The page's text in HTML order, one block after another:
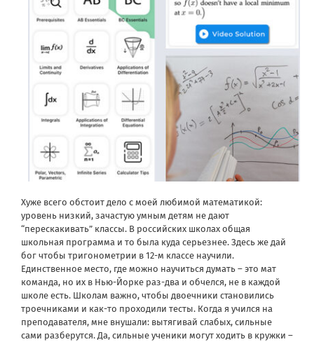
Хуже всего обстоит дело с моей любимой математикой:
уровень низкий, зачастую умным детям не дают
“перескакивать” классы. В российских школах общая
школьная программа и то была куда серьезнее. Здесь же дай
бог чтобы тригонометрии в 12-м классе научили.
Единственное место, где можно научиться думать – это мат
команда, но их в Нью-Йорке раз-два и обчелся, нe в каждой
школе есть. Школам важно, чтобы двоечники становились
троечниками и как-то проходили тесты. Когда я учился на
преподавателя, мне внушали: вытягивай слабых, сильные
сами разберутся. Да, сильные ученики могут ходить в кружки –